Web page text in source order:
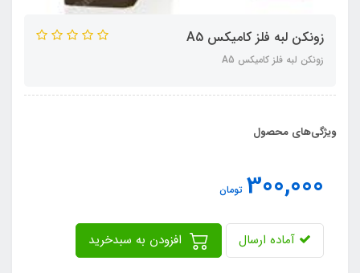
زونکن لبه فلز کامیکس A5
زونکن لبه فلز کامیکس A5
ویژگی‌های محصول
300,000 تومان
آماده ارسال